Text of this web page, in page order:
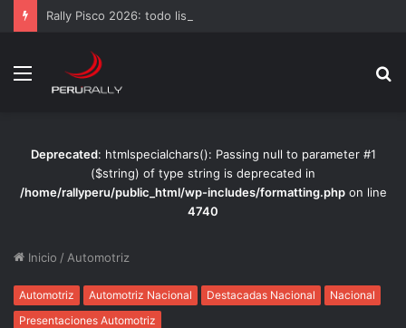
Rally Pisco 2026: todo listo para la gran final del RallyACP
Menú
Deprecated: htmlspecialchars(): Passing null to parameter #1
($string) of type string is deprecated in
/home/rallyperu/public_html/wp-includes/formatting.phpon line
4740
Inicio / Automotriz
Automotriz Automotriz Nacional Destacadas Nacional
Nacional
Presentaciones Automotriz